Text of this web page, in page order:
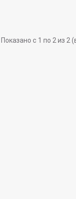
Показано с 1 по 2 из 2